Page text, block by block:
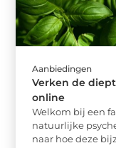
Aanbiedingen
Verken de
online
Welkom bij een
natuurlijke
naar hoe deze